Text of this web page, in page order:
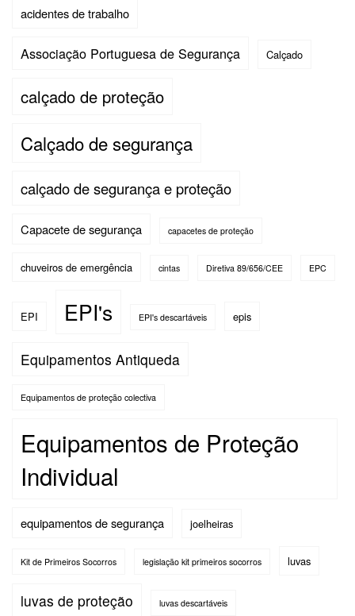
acidentes de trabalho
Associação Portuguesa de Segurança Calçado
calçado de proteção
Calçado de segurança
calçado de segurança e proteção
Capacete de segurança capacetes de proteção
chuveiros de emergência cintas Diretiva 89/656/CEE EPC
EPI EPI's EPI's descartáveis epis
Equipamentos Antiqueda
Equipamentos de proteção colectiva
Equipamentos de Proteção
Individual
equipamentos de segurança joelheiras
Kit de Primeiros Socorros legislação kit primeiros socorros luvas
luvas de proteção luvas descartáveis